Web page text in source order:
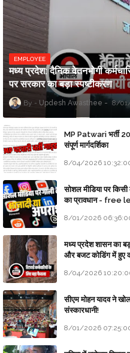
EMPLOYEE
मध्य प्रदेश: दैनिक वेतनभोगी
पर सरकार का बड़ा स्पष्टीकरण
Updesh Awasthee 8/
MP Patwari भर्ती
संपूर्ण मार्गदर्शिका
8/04/2026
सोशल मीडिया पर
का प्रावधान - free
8/01/2026
मध्य प्रदेश शासन का
और बजट कोडिंग में हुए
8/04/2026
सीएम मोहन यादव ने
संस्कारधानी!
8/01/2026